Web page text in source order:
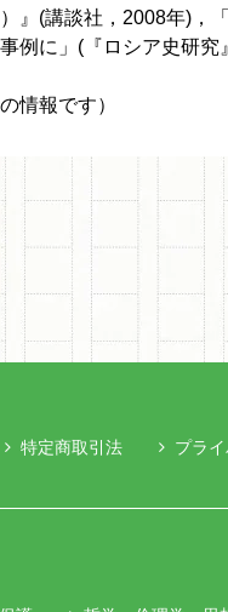
』(講談社，2008年)，
例に」(『ロシア史研
情報です）
特定商取引法 プラ